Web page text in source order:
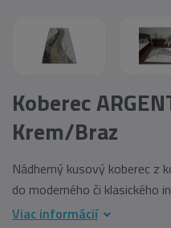
Koberec
Krem/Braz
Nádherný kusový koberec z
do moderného či klasického
Viac informácií